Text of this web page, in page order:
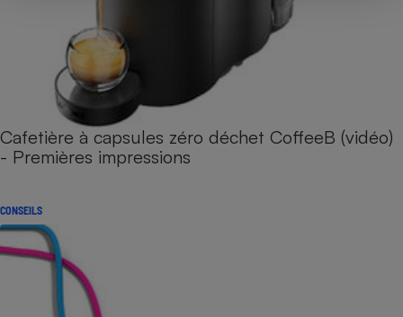
Cafetière à capsules zéro déchet CoffeeB (vidéo)
- Premières impressions
CONSEILS